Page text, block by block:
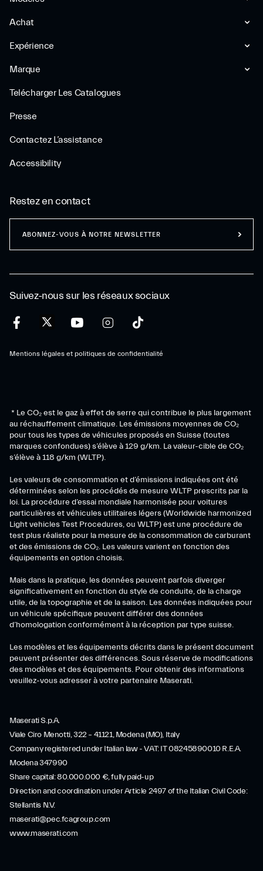
Achat
Expérience
Marque
Telécharger Les Catalogues
Presse
Contactez L’assistance
Accessibility
Suivez-nous sur les réseaux sociaux
Mentions légales et politiques de confidentialité
Restez en contact
ABONNEZ-VOUS À NOTRE NEWSLETTER
* Le CO₂ est le gaz à effet de serre qui contribue le plus largement
au réchauffement climatique. Les émissions moyennes de CO₂
pour tous les types de véhicules proposés en Suisse (toutes
marques confondues) s’élève à 129 g/km. La valeur-cible de CO₂
s’élève à 118 g/km (WLTP).
Les valeurs de consommation et d’émissions indiquées ont été
déterminées selon les procédés de mesure WLTP prescrits par la
loi. La procédure d’essai mondiale harmonisée pour voitures
particulières et véhicules utilitaires légers (Worldwide harmonized
Light vehicles Test Procedures, ou WLTP) est une procédure de
test plus réaliste pour la mesure de la consommation de carburant
et des émissions de CO₂. Les valeurs varient en fonction des
équipements en option choisis.
Mais dans la pratique, les données peuvent parfois diverger
significativement en fonction du style de conduite, de la charge
utile, de la topographie et de la saison. Les données indiquées pour
un véhicule spécifique peuvent différer des données
d’homologation conformément à la réception par type suisse.
Les modèles et les équipements décrits dans le présent document
peuvent présenter des différences. Sous réserve de modifications
des modèles et des équipements. Pour obtenir des informations
veuillez-vous adresser à votre partenaire Maserati.
Maserati S.p.A.
Viale Ciro Menotti, 322 – 41121, Modena (MO), Italy
Company registered under Italian law - VAT: IT 08245890010 R.E.A.
Modena 347990
Share capital: 80.000.000 €, fully paid-up
Direction and coordination under Article 2497 of the Italian Civil Code:
Stellantis N.V.
maserati@pec.fcagroup.com
www.maserati.com